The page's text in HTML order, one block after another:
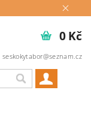
seskokytabor@seznam.cz
0 Kč